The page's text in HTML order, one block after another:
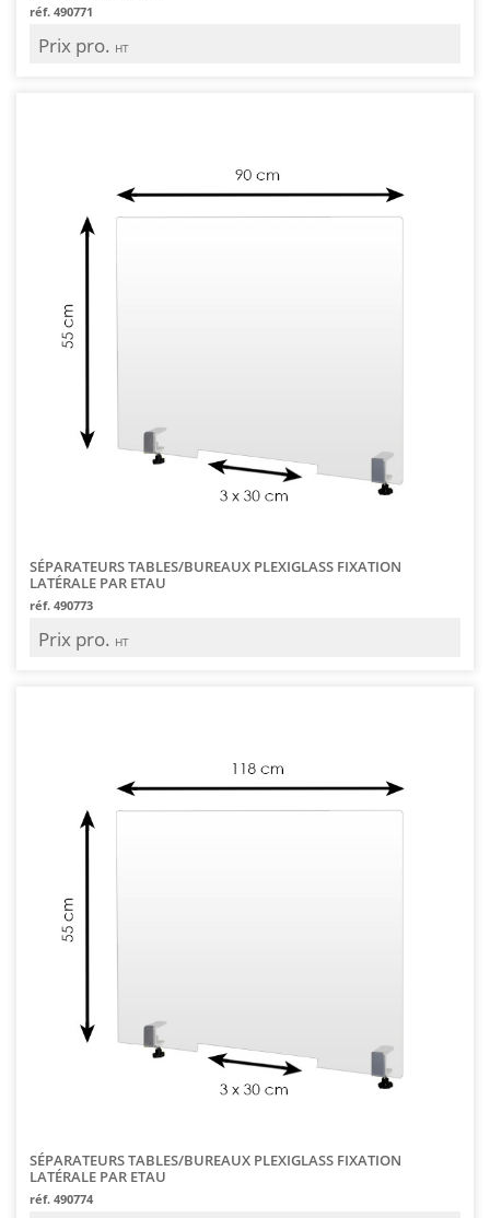
réf. 490771
Prix pro. HT
SÉPARATEURS TABLES/BUREAUX PLEXIGLASS FIXATION
LATÉRALE PAR ETAU
réf. 490773
Prix pro. HT
SÉPARATEURS TABLES/BUREAUX PLEXIGLASS FIXATION
LATÉRALE PAR ETAU
réf. 490774